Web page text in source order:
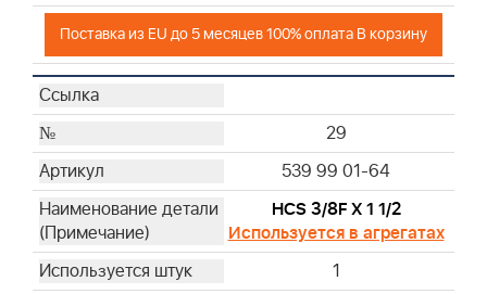
Поставка из EU до 5 месяцев 100% оплата В корзину
29
539 99 01-64
HCS 3/8F X 1 1/2
Используется в агрегатах
1